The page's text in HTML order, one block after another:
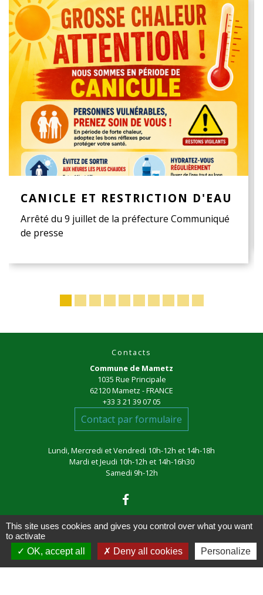
CANICLE ET RESTRICTION D'EAU
Arrêté du 9 juillet de la préfecture Communiqué
de presse
Contacts
Commune de Mametz
1035 Rue Principale
62120 Mametz - FRANCE
+33 3 21 39 07 05
Contact par formulaire
Lundi, Mercredi et Vendredi 10h-12h et 14h-18h
Mardi et Jeudi 10h-12h et 14h-16h30
Samedi 9h-12h
This site uses cookies and gives you control over what you want
to activate
OK, accept all
Deny all cookies Personalize